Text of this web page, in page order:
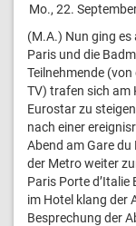
Mo., 22.
(M.A.) Nun ging
Paris und die
Teilnehmende
TV) trafen sich am
Eurostar zu
nach einer
Abend am Gare
der Metro weiter
Paris Porte
im Hotel klang der
Besprechung der